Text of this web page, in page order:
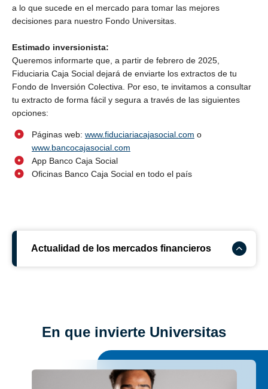
a lo que sucede en el mercado para tomar las mejores
decisiones para nuestro Fondo Universitas.
Estimado inversionista:
Queremos informarte que, a partir de febrero de 2025,
Fiduciaria Caja Social dejará de enviarte los extractos de tu
Fondo de Inversión Colectiva. Por eso, te invitamos a consultar
tu extracto de forma fácil y segura a través de las siguientes
opciones:
Páginas web: www.fiduciariacajasocial.com o
www.bancocajasocial.com
App Banco Caja Social
Oficinas Banco Caja Social en todo el país
Actualidad de los mercados financieros
En que invierte Universitas